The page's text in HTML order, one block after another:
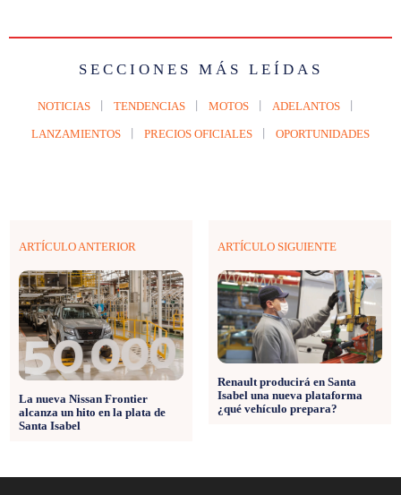
SECCIONES MÁS LEÍDAS
NOTICIAS TENDENCIAS MOTOS ADELANTOS
LANZAMIENTOS PRECIOS OFICIALES OPORTUNIDADES
ARTÍCULO ANTERIOR
La nueva Nissan Frontier
alcanza un hito en la plata de
Santa Isabel
ARTÍCULO SIGUIENTE
Renault producirá en Santa
Isabel una nueva plataforma
¿qué vehículo prepara?